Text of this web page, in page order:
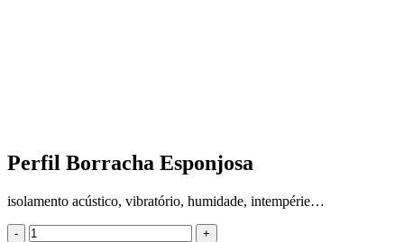
Perfil Borracha Esponjosa
isolamento acústico, vibratório, humidade, intempérie…
- +